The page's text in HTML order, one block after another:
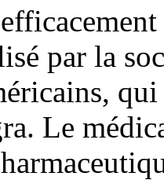
par la
Le